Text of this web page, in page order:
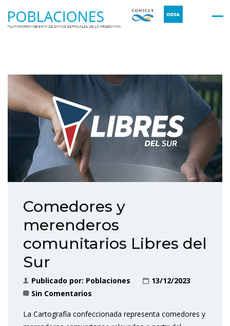
Comedores y
merenderos
comunitarios Libres del
Sur
Publicado por: Poblaciones
13/12/2023
Sin Comentarios
La Cartografía confeccionada representa comedores y